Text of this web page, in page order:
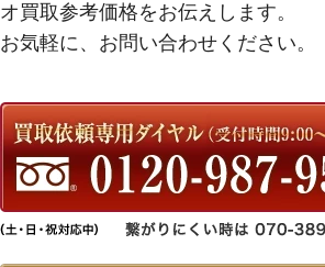
オ買取参考価格をお伝えします。
お気軽に、お問い合わせください。